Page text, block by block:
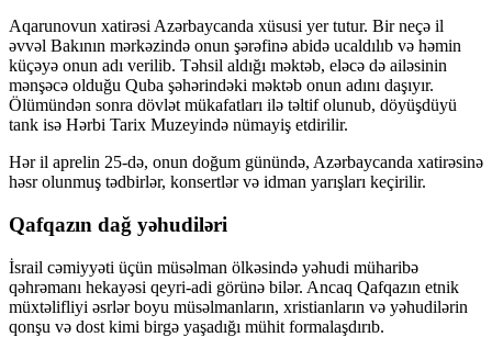
Aqarunovun xatirəsi Azərbaycanda xüsusi yer tutur. Bir neçə il
əvvəl Bakının mərkəzində onun şərəfinə abidə ucaldılıb və həmin
küçəyə onun adı verilib. Təhsil aldığı məktəb, eləcə də ailəsinin
mənşəcə olduğu Quba şəhərindəki məktəb onun adını daşıyır.
Ölümündən sonra dövlət mükafatları ilə təltif olunub, döyüşdüyü
tank isə Hərbi Tarix Muzeyində nümayiş etdirilir.
Hər il aprelin 25-də, onun doğum günündə, Azərbaycanda xatirəsinə
həsr olunmuş tədbirlər, konsertlər və idman yarışları keçirilir.
Qafqazın dağ yəhudiləri
İsrail cəmiyyəti üçün müsəlman ölkəsində yəhudi müharibə
qəhrəmanı hekayəsi qeyri-adi görünə bilər. Ancaq Qafqazın etnik
müxtəlifliyi əsrlər boyu müsəlmanların, xristianların və yəhudilərin
qonşu və dost kimi birgə yaşadığı mühit formalaşdırıb.